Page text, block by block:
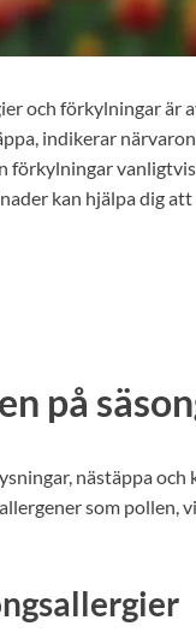
och förkylningar är
indikerar
kan hjälpa dig
på
nästäppa och
som pollen,